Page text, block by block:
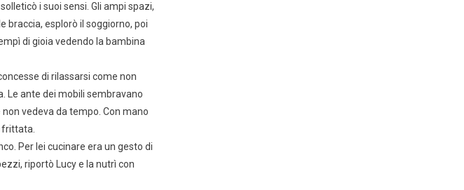
i suoi sensi. Gli ampi spazi,
braccia, esplorò il soggiorno, poi
di gioia vedendo la bambina
di rilassarsi come non
Le ante dei mobili sembravano
vedeva da tempo. Con mano
Per lei cucinare era un gesto di
riportò Lucy e la nutrì con